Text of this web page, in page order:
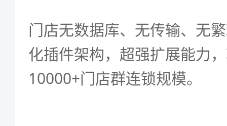
门店无数据库、无传输、无
化插件架构，超强扩展能力
10000+门店群连锁规模。